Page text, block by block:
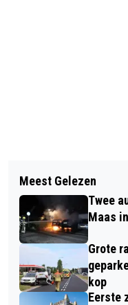
MAN ERNSTIG
ONGEVAL OP
NIEUWKUIJK
ZOMERSE
RICHTING
WEEK
Meest Gelezen
Twee
Maas
Grote
kop
Eerste